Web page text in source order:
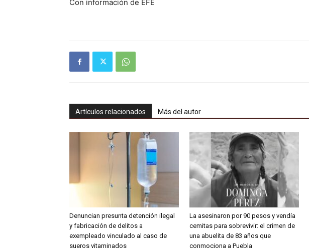
Con información de EFE
Artículos relacionados Más del autor
Denuncian presunta detención ilegal
y fabricación de delitos a
exempleado vinculado al caso de
sueros vitaminados
La asesinaron por 90 pesos y vendía
cemitas para sobrevivir: el crimen de
una abuelita de 83 años que
conmociona a Puebla